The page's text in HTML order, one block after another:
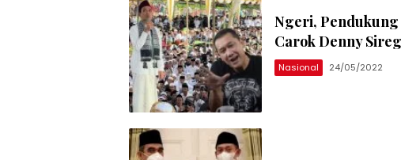
Ngeri,
Carok Denny
Nasional 24/05/2022